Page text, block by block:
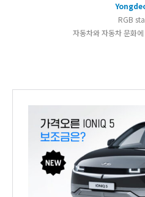
RGB
자동차와 자동차 문화